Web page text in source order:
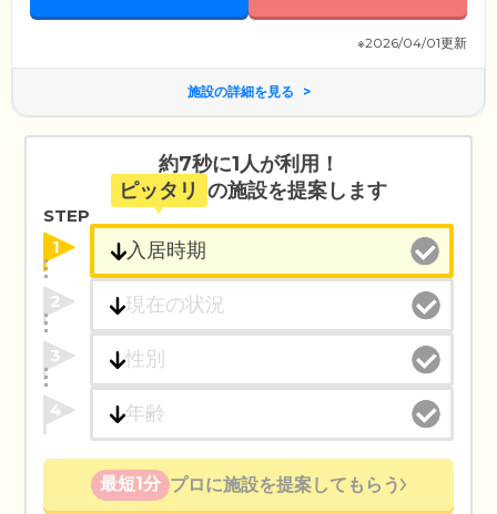
※2026/04/01更新
施設の詳細を見る
約7秒に1人が利用！
ピッタリ の施設を提案します
STEP
1
2
3
4
最短1分 プロに施設を提案してもらう